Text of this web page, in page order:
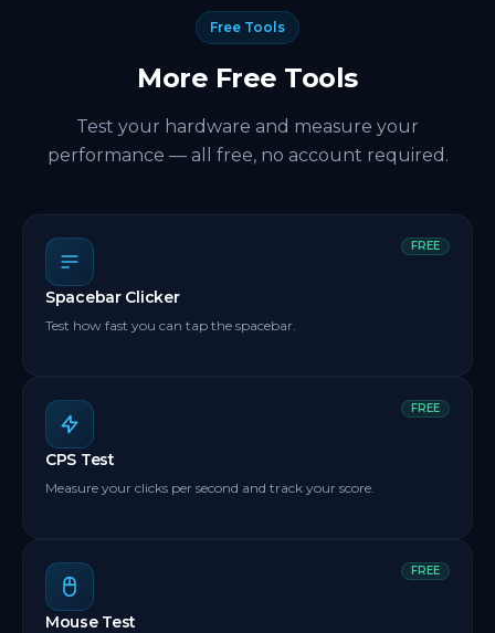
Free Tools
More Free Tools
Test your hardware and measure your
performance — all free, no account required.
FREE
Spacebar Clicker
Test how fast you can tap the spacebar.
FREE
CPS Test
Measure your clicks per second and track your score.
FREE
Mouse Test